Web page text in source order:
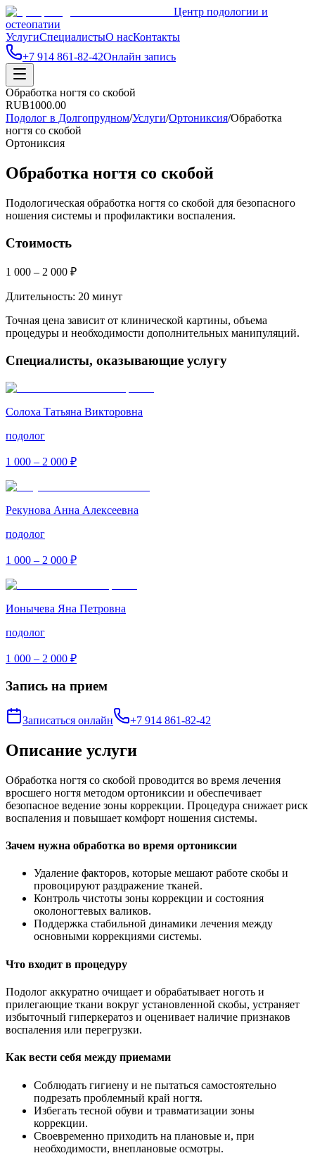
Центр подологии и
остеопатии
УслугиСпециалистыО насКонтакты
+7 914 861-82-42Онлайн запись
Обработка ногтя со скобой
RUB1000.00
Подолог в Долгопрудном/Услуги/Ортониксия/Обработка
ногтя со скобой
Ортониксия
Обработка ногтя со скобой
Подологическая обработка ногтя со скобой для безопасного
ношения системы и профилактики воспаления.
Стоимость
1 000 – 2 000 ₽
Длительность: 20 минут
Точная цена зависит от клинической картины, объема
процедуры и необходимости дополнительных манипуляций.
Специалисты, оказывающие услугу
Солоха Татьяна Викторовна
подолог
1 000 – 2 000 ₽
Рекунова Анна Алексеевна
подолог
1 000 – 2 000 ₽
Ионычева Яна Петровна
подолог
1 000 – 2 000 ₽
Запись на прием
Записаться онлайн +7 914 861-82-42
Описание услуги
Обработка ногтя со скобой проводится во время лечения
вросшего ногтя методом ортониксии и обеспечивает
безопасное ведение зоны коррекции. Процедура снижает риск
воспаления и повышает комфорт ношения системы.
Зачем нужна обработка во время ортониксии
Удаление факторов, которые мешают работе скобы и
провоцируют раздражение тканей.
Контроль чистоты зоны коррекции и состояния
околоногтевых валиков.
Поддержка стабильной динамики лечения между
основными коррекциями системы.
Что входит в процедуру
Подолог аккуратно очищает и обрабатывает ноготь и
прилегающие ткани вокруг установленной скобы, устраняет
избыточный гиперкератоз и оценивает наличие признаков
воспаления или перегрузки.
Как вести себя между приемами
Соблюдать гигиену и не пытаться самостоятельно
подрезать проблемный край ногтя.
Избегать тесной обуви и травматизации зоны
коррекции.
Своевременно приходить на плановые и, при
необходимости, внеплановые осмотры.